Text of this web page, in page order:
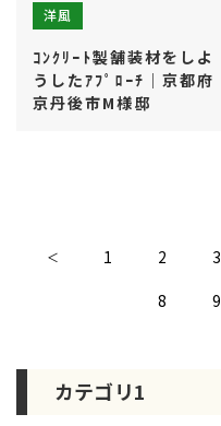
カテゴリ1
洋風
ｺﾝｸﾘｰﾄ製舗装材をしよ
うしたｱﾌﾟﾛｰﾁ｜京都府
京丹後市M様邸
＜ 1 2 3
8
9